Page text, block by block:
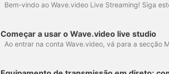
Começar a usar o Wave.video live studio